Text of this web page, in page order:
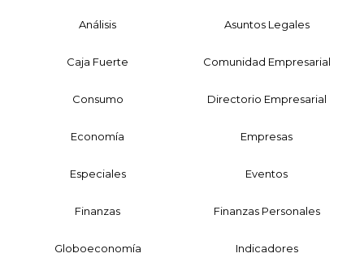
Análisis Asuntos Legales
Caja Fuerte Comunidad Empresarial
Consumo Directorio Empresarial
Economía Empresas
Especiales Eventos
Finanzas Finanzas Personales
Globoeconomía Indicadores